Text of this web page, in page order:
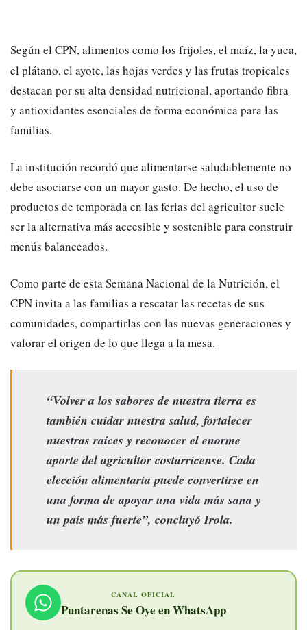
Según el CPN, alimentos como los frijoles, el maíz, la yuca,
el plátano, el ayote, las hojas verdes y las frutas tropicales
destacan por su alta densidad nutricional, aportando fibra
y antioxidantes esenciales de forma económica para las
familias.
​La institución recordó que alimentarse saludablemente no
debe asociarse con un mayor gasto. De hecho, el uso de
productos de temporada en las ferias del agricultor suele
ser la alternativa más accesible y sostenible para construir
menús balanceados.
​Como parte de esta Semana Nacional de la Nutrición, el
CPN invita a las familias a rescatar las recetas de sus
comunidades, compartirlas con las nuevas generaciones y
valorar el origen de lo que llega a la mesa.
“Volver a los sabores de nuestra tierra es
también cuidar nuestra salud, fortalecer
nuestras raíces y reconocer el enorme
aporte del agricultor costarricense. Cada
elección alimentaria puede convertirse en
una forma de apoyar una vida más sana y
un país más fuerte”, concluyó Irola.
CANAL OFICIAL
Puntarenas Se Oye en WhatsApp